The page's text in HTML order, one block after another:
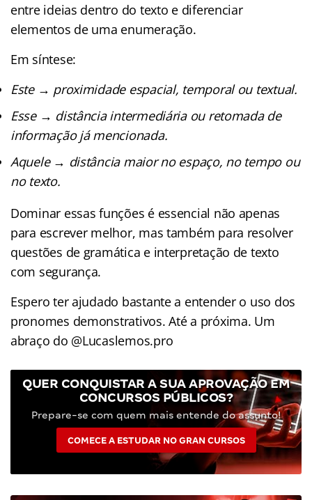
entre ideias dentro do texto e diferenciar
elementos de uma enumeração.
Em síntese:
Este → proximidade espacial, temporal ou textual.
Esse → distância intermediária ou retomada de
informação já mencionada.
Aquele → distância maior no espaço, no tempo ou
no texto.
Dominar essas funções é essencial não apenas
para escrever melhor, mas também para resolver
questões de gramática e interpretação de texto
com segurança.
Espero ter ajudado bastante a entender o uso dos
pronomes demonstrativos. Até a próxima. Um
abraço do @Lucaslemos.pro
QUER CONQUISTAR A SUA APROVAÇÃO EM
CONCURSOS PÚBLICOS?
Prepare-se com quem mais entende do assunto!
COMECE A ESTUDAR NO GRAN CURSOS